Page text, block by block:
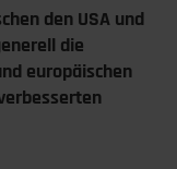
den USA und
die
europäischen